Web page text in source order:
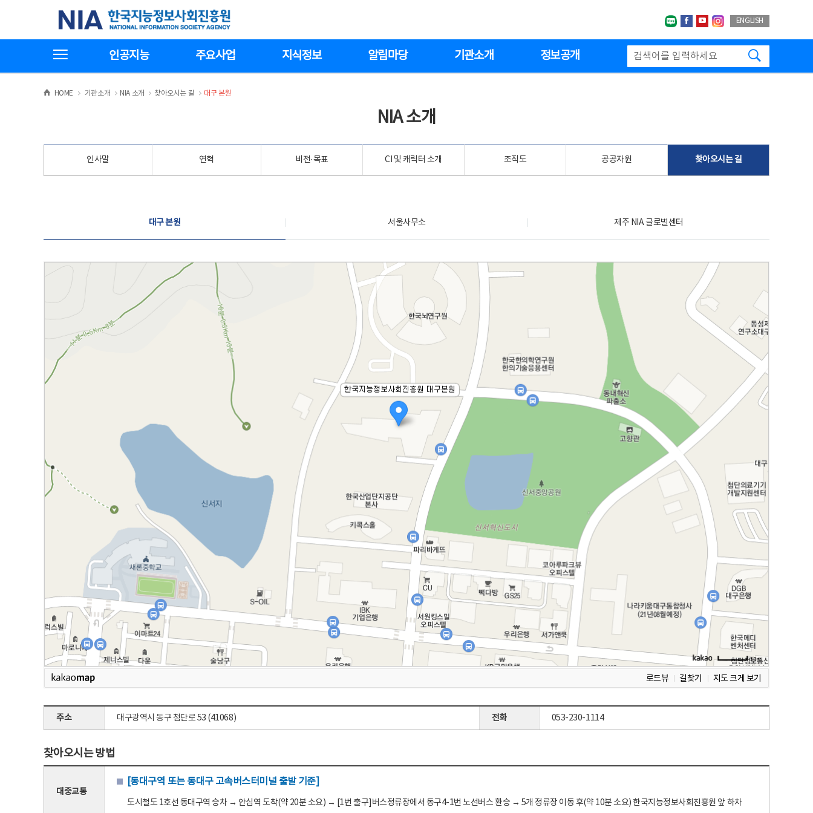
기
한국지능정보사회진흥원
네이버블로그
페이스북
유투브인스타그랩
ENGLISH
인공지능 주요사업 지식정보 알림마당 기관소개 정보공개
HOME >
기관소개 >NIA 소개 >
찾아오시는 길 >
대구 본원
NIA 소개
인사말 연혁 비전·목표 CI 및 캐릭터 소개 조직도 공공자원 찾아오시는 길
대구 본원 서울사무소 제주 NIA 글로벌센터
로드뷰 길찾기 지도 크게 보기
주소 대구광역시 동구 첨단로 53 (41068) 전화 053-230-1114
찾아오시는 방법
대중교통
[동대구역 또는 동대구 고속버스터미널 출발 기준]
도시철도 1호선 동대구역 승차 → 안심역 도착(약 20분 소요) → [1번 출구]버스정류장에서 동구4-1번 노선버스 환승 → 5개 정류장 이동 후(약 10분 소요) 한국지능정보사회진흥원 앞 하차